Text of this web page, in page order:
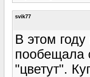
svik77
В этом
пообещала
"цветут".